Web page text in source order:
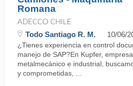
Romana
ADECCO CHILE
Todo Santiago R. M. 10/06/
¿Tienes experiencia en control
manejo de SAP?En Kupfer,
metalmecánico e industrial,
y comprometidas, ...